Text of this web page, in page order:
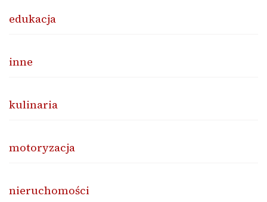
edukacja
inne
kulinaria
motoryzacja
nieruchomości